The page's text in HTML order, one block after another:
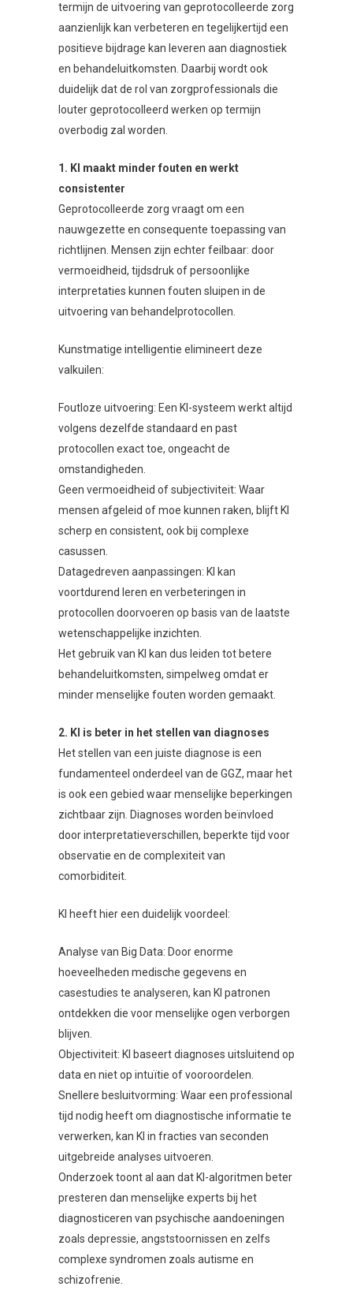
termijn de uitvoering van geprotocolleerde zorg
aanzienlijk kan verbeteren en tegelijkertijd een
positieve bijdrage kan leveren aan diagnostiek
en behandeluitkomsten. Daarbij wordt ook
duidelijk dat de rol van zorgprofessionals die
louter geprotocolleerd werken op termijn
overbodig zal worden.
1. KI maakt minder fouten en werkt
consistenter
Geprotocolleerde zorg vraagt om een
nauwgezette en consequente toepassing van
richtlijnen. Mensen zijn echter feilbaar: door
vermoeidheid, tijdsdruk of persoonlijke
interpretaties kunnen fouten sluipen in de
uitvoering van behandelprotocollen.
Kunstmatige intelligentie elimineert deze
valkuilen:
Foutloze uitvoering: Een KI-systeem werkt altijd
volgens dezelfde standaard en past
protocollen exact toe, ongeacht de
omstandigheden.
Geen vermoeidheid of subjectiviteit: Waar
mensen afgeleid of moe kunnen raken, blijft KI
scherp en consistent, ook bij complexe
casussen.
Datagedreven aanpassingen: KI kan
voortdurend leren en verbeteringen in
protocollen doorvoeren op basis van de laatste
wetenschappelijke inzichten.
Het gebruik van KI kan dus leiden tot betere
behandeluitkomsten, simpelweg omdat er
minder menselijke fouten worden gemaakt.
2. KI is beter in het stellen van diagnoses
Het stellen van een juiste diagnose is een
fundamenteel onderdeel van de GGZ, maar het
is ook een gebied waar menselijke beperkingen
zichtbaar zijn. Diagnoses worden beïnvloed
door interpretatieverschillen, beperkte tijd voor
observatie en de complexiteit van
comorbiditeit.
KI heeft hier een duidelijk voordeel:
Analyse van Big Data: Door enorme
hoeveelheden medische gegevens en
casestudies te analyseren, kan KI patronen
ontdekken die voor menselijke ogen verborgen
blijven.
Objectiviteit: KI baseert diagnoses uitsluitend op
data en niet op intuïtie of vooroordelen.
Snellere besluitvorming: Waar een professional
tijd nodig heeft om diagnostische informatie te
verwerken, kan KI in fracties van seconden
uitgebreide analyses uitvoeren.
Onderzoek toont al aan dat KI-algoritmen beter
presteren dan menselijke experts bij het
diagnosticeren van psychische aandoeningen
zoals depressie, angststoornissen en zelfs
complexe syndromen zoals autisme en
schizofrenie.